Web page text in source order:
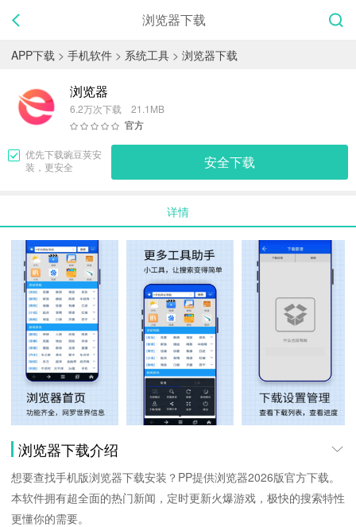
浏览器下载
APP下载 > 手机软件 > 系统工具 > 浏览器下载
浏览器
6.2万次下载 21.1MB
官方
优先下载豌豆荚安
装，更安全
安全下载
详情
浏览器下载介绍
想要查找手机版浏览器下载安装？PP提供浏览器2026版官方下载。
本软件拥有超全面的热门新闻，定时更新火爆游戏，极快的搜索特性
更懂你的需要。